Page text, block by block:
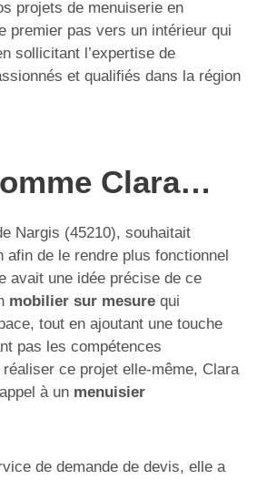
projets de menuiserie en
premier pas vers un intérieur qui
sollicitant l’expertise de
et qualifiés dans la région
Clara…
Nargis (45210), souhaitait
afin de le rendre plus fonctionnel
avait une idée précise de ce
mobilier sur mesure qui
tout en ajoutant une touche
pas les compétences
ce projet elle-même, Clara
à un menuisier
de demande de devis, elle a